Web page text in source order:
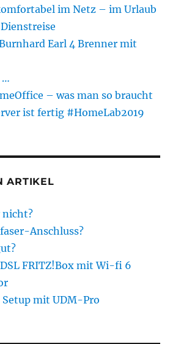
im Netz – im Urlaub
Earl 4 Brenner mit
…
– was man so braucht
ist fertig #HomeLab2019
ARTIKEL
nicht?
Anschluss?
FRITZ!Box mit Wi-fi 6
Setup mit UDM-Pro